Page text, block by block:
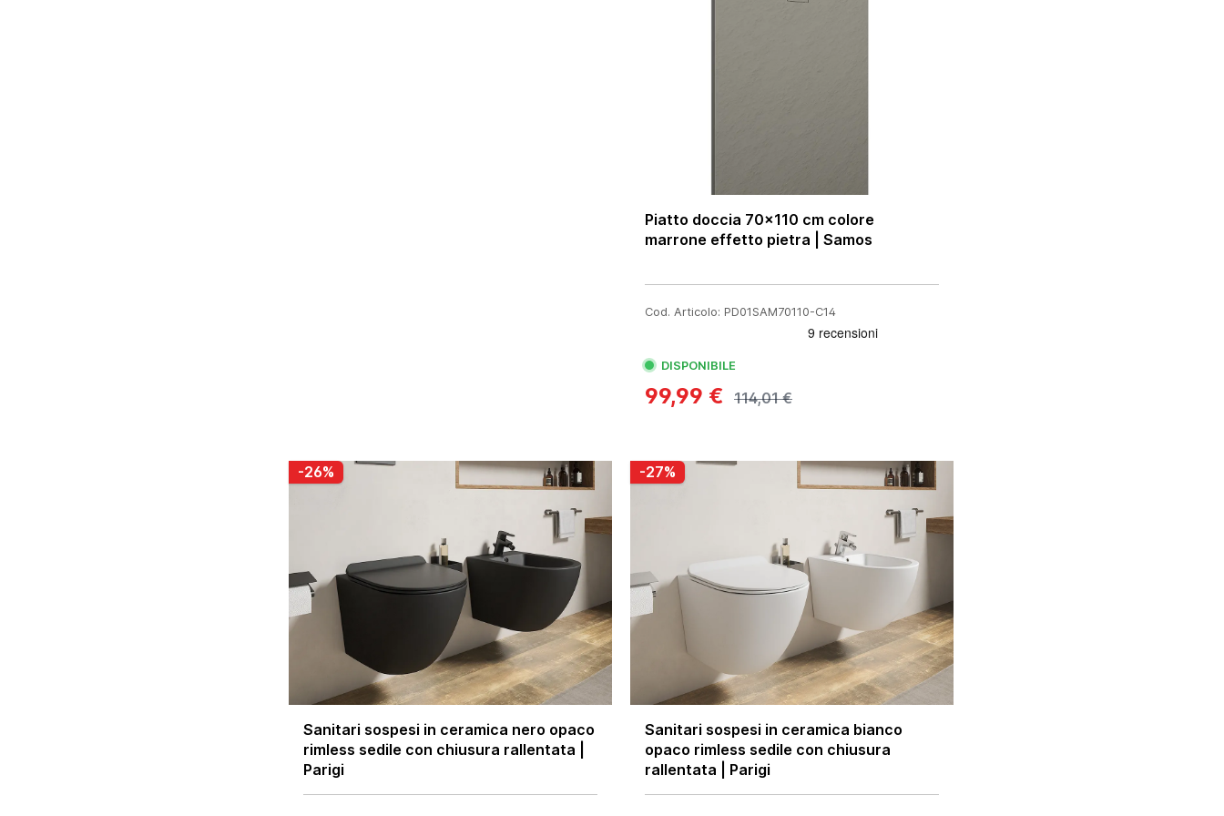
Piatto doccia 70x110 cm colore
marrone effetto pietra | Samos
Cod. Articolo: PD01SAM70110-C14
DISPONIBILE
99,99 € 114,01 €
-26%
Sanitari sospesi in ceramica nero opaco
rimless sedile con chiusura rallentata |
Parigi
-27%
Sanitari sospesi in ceramica bianco
opaco rimless sedile con chiusura
rallentata | Parigi